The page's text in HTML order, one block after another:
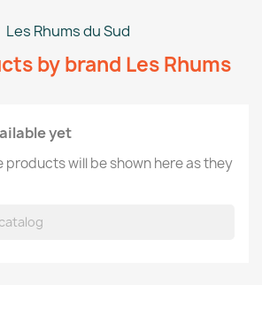
Les Rhums du Sud
by brand Les Rhums
yet
products will be shown here as they